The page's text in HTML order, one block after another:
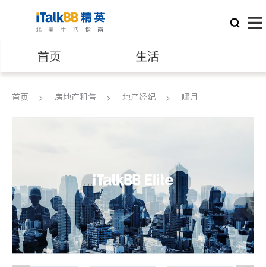
首页 生活
医生 律师
会计师
建筑装修
首页 房地产租售 地产经纪 啸月